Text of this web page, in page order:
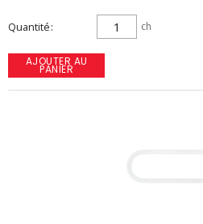
Quantité ch
AJOUTER AU
PANIER